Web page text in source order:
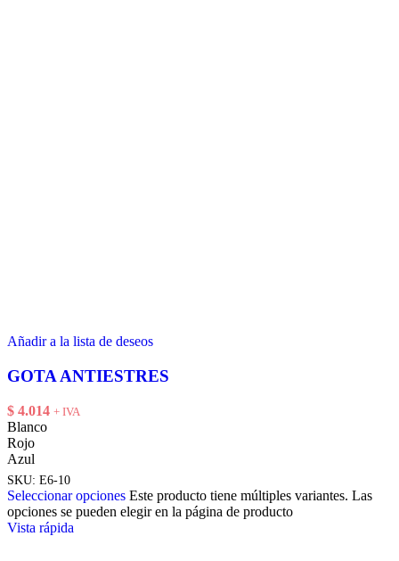
Añadir a la lista de deseos
GOTA ANTIESTRES
$ 4.014 + IVA
Blanco
Rojo
Azul
SKU: E6-10
Seleccionar opciones Este producto tiene múltiples variantes. Las
opciones se pueden elegir en la página de producto
Vista rápida